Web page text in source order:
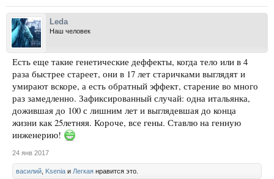
Leda
Наш человек
Есть еще такие генетические деффекты, когда тело или в 4
раза быстрее стареет, они в 17 лет старичками выглядят и
умирают вскоре, а есть обратный эффект, старение во много
раз замедленно. Зафиксированный случай: одна итальянка,
дожившая до 100 с лишним лет и выглядевшая до конца
жизни как 25летняя. Короче, все гены. Ставлю на генную
инженерию!
24 янв 2017
василий Ksenia и Легкая нравится это.